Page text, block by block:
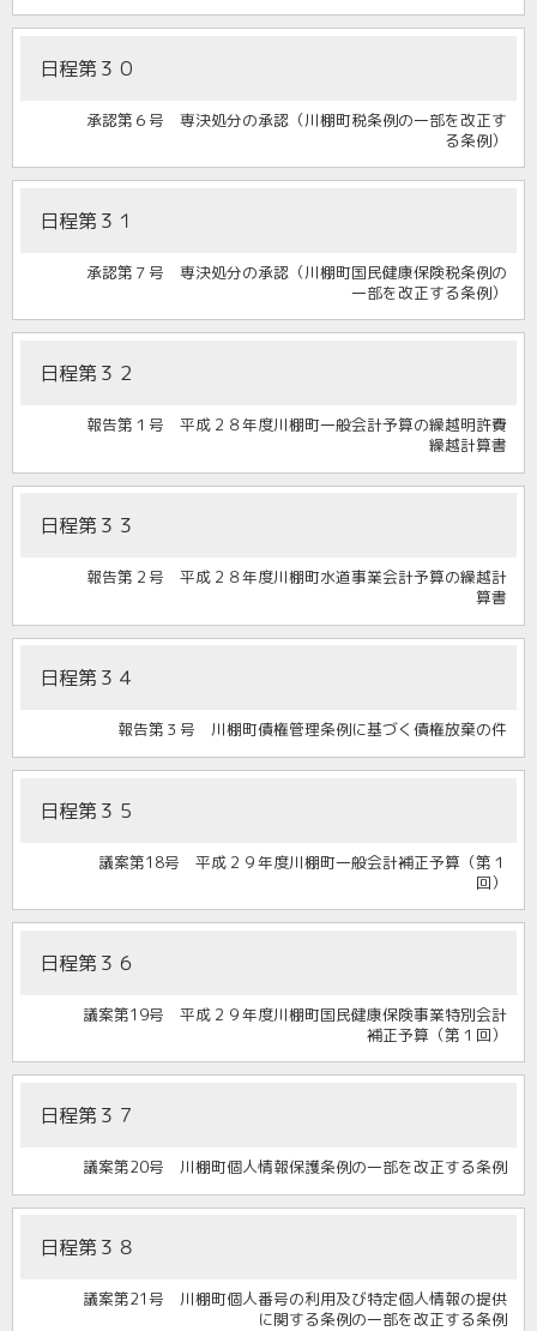
日程第３０
承認第６号 専決処分の承認（川棚町税条例の一部を改正す
る条例）
日程第３１
承認第７号 専決処分の承認（川棚町国民健康保険税条例の
一部を改正する条例）
日程第３２
報告第１号 平成２８年度川棚町一般会計予算の繰越明許費
繰越計算書
日程第３３
報告第２号 平成２８年度川棚町水道事業会計予算の繰越計
算書
日程第３４
報告第３号 川棚町債権管理条例に基づく債権放棄の件
日程第３５
議案第18号 平成２９年度川棚町一般会計補正予算（第１
回）
日程第３６
議案第19号 平成２９年度川棚町国民健康保険事業特別会計
補正予算（第１回）
日程第３７
議案第20号 川棚町個人情報保護条例の一部を改正する条例
日程第３８
議案第21号 川棚町個人番号の利用及び特定個人情報の提供
に関する条例の一部を改正する条例